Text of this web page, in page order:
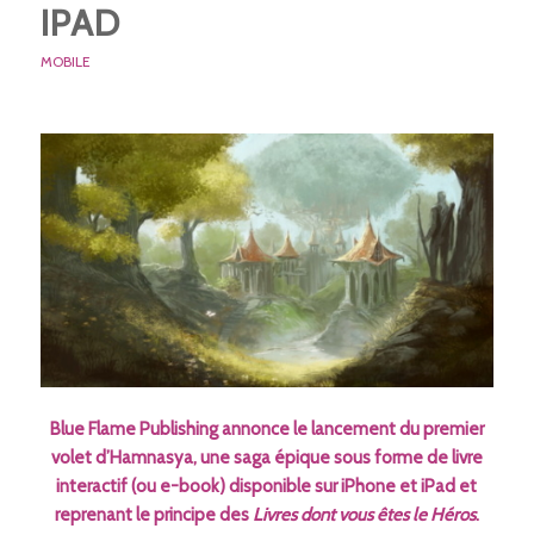
IPAD
MOBILE
Blue Flame Publishing annonce le lancement du premier
volet d’Hamnasya, une saga épique sous forme de livre
interactif (ou e-book) disponible sur iPhone et iPad et
reprenant le principe des Livres dont vous êtes le Héros.